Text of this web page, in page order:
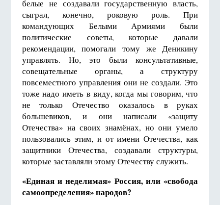
белые не создавали государственную власть,
сыграл, конечно, роковую роль. При
командующих Белыми Армиями были
политические советы, которые давали
рекомендации, помогали тому же Деникину
управлять. Но, это были консультативные,
совещательные органы, а структуру
повсеместного управления они не создали. Это
тоже надо иметь в виду, когда мы говорим, что
не только Отечество оказалось в руках
большевиков, и они написали «защиту
Отечества» на своих знамёнах, но они умело
пользовались этим, и от имени Отечества, как
защитники Отечества, создавали структуры,
которые заставляли этому Отечеству служить.
«Единая и неделимая» Россия, или «свобода
самоопределения» народов?